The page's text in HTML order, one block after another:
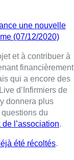
une nouvelle
(07/12/2020)
et à contribuer à
financièrement
qui a encore des
d’Infirmiers de
donnera plus
du
l’association.
été récoltés.